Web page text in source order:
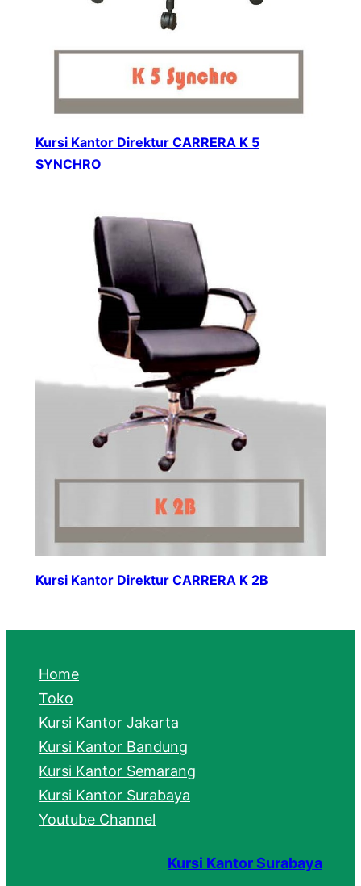
Kursi Kantor Direktur CARRERA K 5
SYNCHRO
Kursi Kantor Direktur CARRERA K 2B
Home
Toko
Kursi Kantor Jakarta
Kursi Kantor Bandung
Kursi Kantor Semarang
Kursi Kantor Surabaya
Youtube Channel
Kursi Kantor Surabaya